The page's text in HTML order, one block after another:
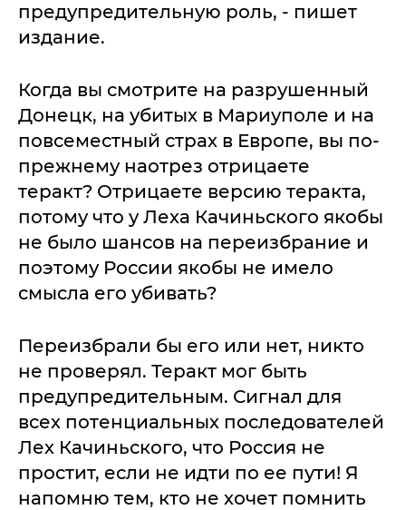
предупредительную роль, - пишет
издание.
Когда вы смотрите на разрушенный
Донецк, на убитых в Мариуполе и на
повсеместный страх в Европе, вы по-
прежнему наотрез отрицаете
теракт? Отрицаете версию теракта,
потому что у Леха Качиньского якобы
не было шансов на переизбрание и
поэтому России якобы не имело
смысла его убивать?
Переизбрали бы его или нет, никто
не проверял. Теракт мог быть
предупредительным. Сигнал для
всех потенциальных последователей
Лех Качиньского, что Россия не
простит, если не идти по ее пути! Я
напомню тем, кто не хочет помнить